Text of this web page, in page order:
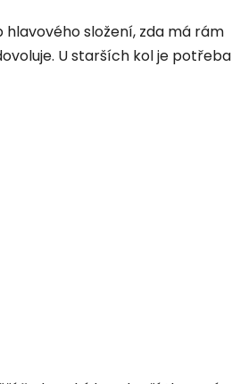
složení, zda má rám
U starších kol je potřeba